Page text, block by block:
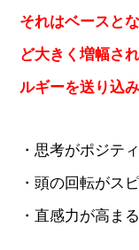
それはベースと
ど大きく増幅さ
ルギーを送り込み
・思考がポジテ
・頭の回転がス
・直感力が高まる